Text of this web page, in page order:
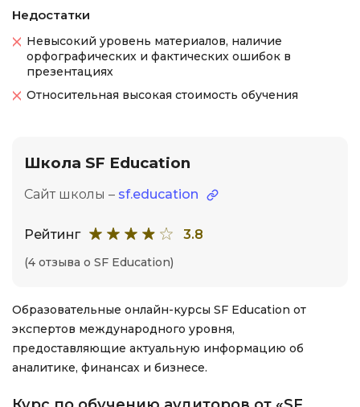
Недостатки
Невысокий уровень материалов, наличие
орфографических и фактических ошибок в
презентациях
Относительная высокая стоимость обучения
Школа SF Education
Сайт школы – sf.education
Рейтинг 3.8
(4 отзыва о SF Education)
Образовательные онлайн-курсы SF Education от
экспертов международного уровня,
предоставляющие актуальную информацию об
аналитике, финансах и бизнесе.